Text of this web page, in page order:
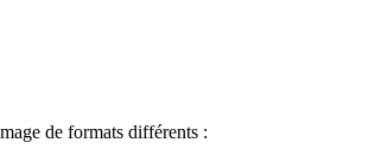
de formats différents :